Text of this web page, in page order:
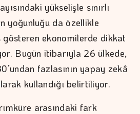
yükselişle sınırlı
yoğunluğu da özellikle
ekonomilerde dikkat
Bugün itibarıyla 26 ülkede,
fazlasının yapay zekâ
kullandığı belirtiliyor.
arasındaki fark